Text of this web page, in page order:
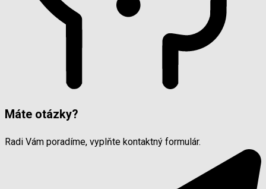
Máte otázky?
Radi Vám poradíme, vyplňte kontaktný formulár.